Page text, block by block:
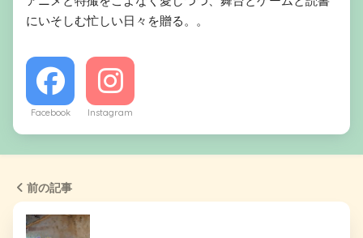
にいそしむ忙しい日々を贈る。。
Facebook Instagram
前の記事